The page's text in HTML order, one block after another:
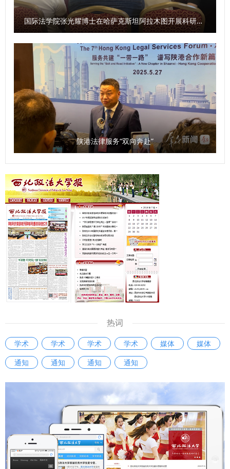
组织的务实合作，创新多元化人才培养模式，为更多学子搭建
优质国（境）外学习交流平台，助力高素质国际化人才培养。
（供稿：国际交流与合作处（港澳台工作办公室）、国际教育
学院 撰稿：梁茵 审核：王莹莹）
国际法学院张光耀博士在哈萨克斯坦阿拉木图开展科研与社会服务活动
陕港法律服务“双向奔赴”
热词
学术 学术 学术 学术 媒体
媒体
通知
通知 通知 通知